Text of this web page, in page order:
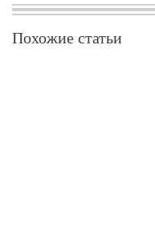
Похожие статьи